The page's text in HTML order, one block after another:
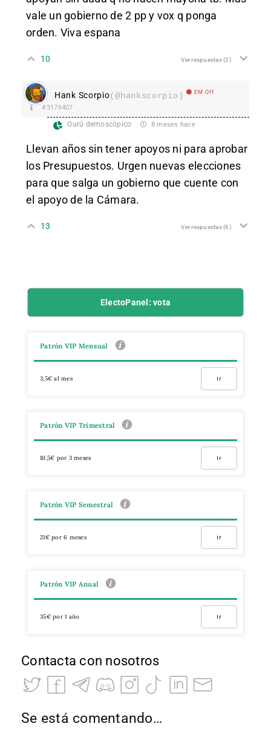
vale un gobierno de 2 pp y vox q ponga
orden. Viva espana
10 Ver respuestas(2)
Hank Scorpio(@hankscorpio) EM Off
#3179407
Gurú demoscópico 8 meses hace
Llevan años sin tener apoyos ni para aprobar
los Presupuestos. Urgen nuevas elecciones
para que salga un gobierno que cuente con
el apoyo de la Cámara.
13 Ver respuestas(6)
ElectoPanel: vota
Patrón VIP Mensual
3,5€ al mes Ir
Patrón VIP Trimestral
10,5€ por 3 meses Ir
Patrón VIP Semestral
21€ por 6 meses Ir
Patrón VIP Anual
35€ por 1 año Ir
Contacta con nosotros
Se está comentando…